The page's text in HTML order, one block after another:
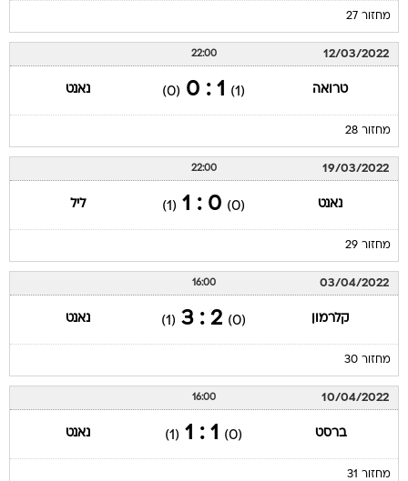
מחזור 27
12/03/2022
22:00
טרואה (1)
1 : 0
(0) נאנט
מחזור 28
19/03/2022
22:00
נאנט (0)
0 : 1
(1) ליל
מחזור 29
03/04/2022
16:00
קלרמון (0)
2 : 3
(1) נאנט
מחזור 30
10/04/2022
16:00
ברסט (0)
1 : 1
(1) נאנט
מחזור 31